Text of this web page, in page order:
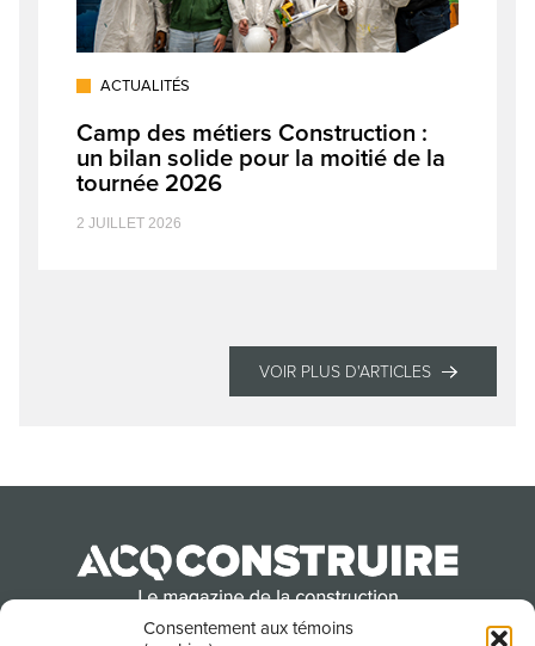
Consentement aux témoins
ACTUALITÉS
Camp des métiers Construction :
un bilan solide pour la moitié de la
tournée 2026
2 JUILLET 2026
VOIR PLUS D'ARTICLES